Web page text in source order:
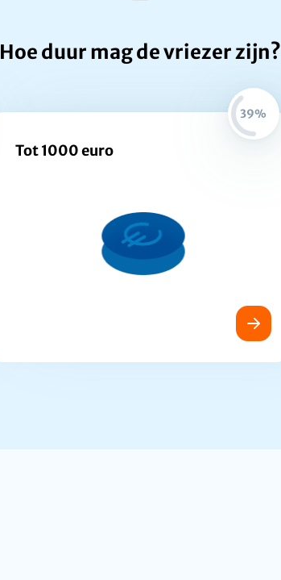
Hoe duur mag de vriezer zijn?
39%
Tot 1000 euro